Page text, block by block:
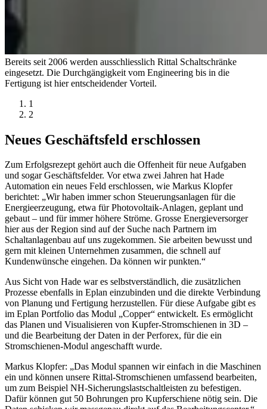
Bereits seit 2006 werden ausschliesslich Rittal Schaltschränke
eingesetzt. Die Durchgängigkeit vom Engineering bis in die
Fertigung ist hier entscheidender Vorteil.
1
2
Neues Geschäftsfeld erschlossen
Zum Erfolgsrezept gehört auch die Offenheit für neue Aufgaben
und sogar Geschäftsfelder. Vor etwa zwei Jahren hat Hade
Automation ein neues Feld erschlossen, wie Markus Klopfer
berichtet: „Wir haben immer schon Steuerungsanlagen für die
Energieerzeugung, etwa für Photovoltaik-Anlagen, geplant und
gebaut – und für immer höhere Ströme. Grosse Energieversorger
hier aus der Region sind auf der Suche nach Partnern im
Schaltanlagenbau auf uns zugekommen. Sie arbeiten bewusst und
gern mit kleinen Unternehmen zusammen, die schnell auf
Kundenwünsche eingehen. Da können wir punkten.“
Aus Sicht von Hade war es selbstverständlich, die zusätzlichen
Prozesse ebenfalls in Eplan einzubinden und die direkte Verbindung
von Planung und Fertigung herzustellen. Für diese Aufgabe gibt es
im Eplan Portfolio das Modul „Copper“ entwickelt. Es ermöglicht
das Planen und Visualisieren von Kupfer-Stromschienen in 3D –
und die Bearbeitung der Daten in der Perforex, für die ein
Stromschienen-Modul angeschafft wurde.
Markus Klopfer: „Das Modul spannen wir einfach in die Maschinen
ein und können unsere Rittal-Stromschienen umfassend bearbeiten,
um zum Beispiel NH-Sicherungslastschaltleisten zu befestigen.
Dafür können gut 50 Bohrungen pro Kupferschiene nötig sein. Die